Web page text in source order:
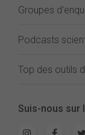
Groupes
Podcasts
Top des outils
Suis-nous sur